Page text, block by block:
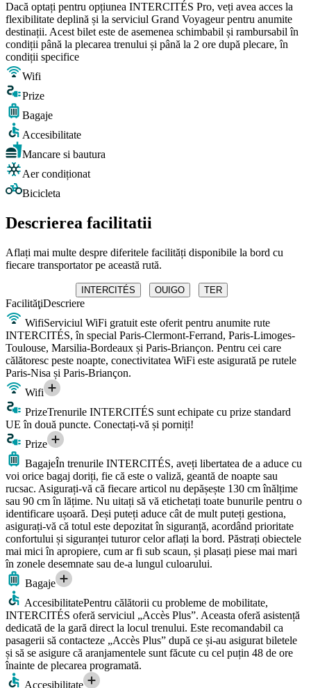
Dacă optați pentru opțiunea INTERCITÉS Pro, veți avea acces la
flexibilitate deplină și la serviciul Grand Voyageur pentru anumite
destinații. Acest bilet este de asemenea schimbabil și rambursabil în
condiții până la plecarea trenului și până la 2 ore după plecare, în
condiții specifice
Wifi
Prize
Bagaje
Accesibilitate
Mancare si bautura
Aer condiționat
Bicicleta
Descrierea facilitatii
Aflați mai multe despre diferitele facilități disponibile la bord cu
fiecare transportator pe această rută.
INTERCITÉS OUIGO TER
FacilităţiDescriere
WifiServiciul WiFi gratuit este oferit pentru anumite rute
INTERCITÉS, în special Paris-Clermont-Ferrand, Paris-Limoges-
Toulouse, Marsilia-Bordeaux și Paris-Briançon. Pentru cei care
călătoresc peste noapte, conectivitatea WiFi este asigurată pe rutele
Paris-Nisa și Paris-Briançon.
Wifi
PrizeTrenurile INTERCITÉS sunt echipate cu prize standard
UE în două puncte. Conectați-vă și porniți!
Prize
BagajeÎn trenurile INTERCITÉS, aveți libertatea de a aduce cu
voi orice bagaj doriți, fie că este o valiză, geantă de noapte sau
rucsac. Asigurați-vă că fiecare articol nu depășește 130 cm înălțime
sau 90 cm în lățime. Nu uitați să vă etichetați toate bunurile pentru o
identificare ușoară. Deși puteți aduce cât de mult puteți gestiona,
asigurați-vă că totul este depozitat în siguranță, acordând prioritate
confortului și siguranței tuturor celor aflați la bord. Păstrați obiectele
mai mici în apropiere, cum ar fi sub scaun, și plasați piese mai mari
în zonele desemnate sau de-a lungul culoarului.
Bagaje
AccesibilitatePentru călătorii cu probleme de mobilitate,
INTERCITÉS oferă serviciul „Accès Plus”. Aceasta oferă asistență
dedicată de la gară direct la locul trenului. Este recomandabil ca
pasagerii să contacteze „Accès Plus” după ce și-au asigurat biletele
și să se asigure că aranjamentele sunt făcute cu cel puțin 48 de ore
înainte de plecarea programată.
Accesibilitate